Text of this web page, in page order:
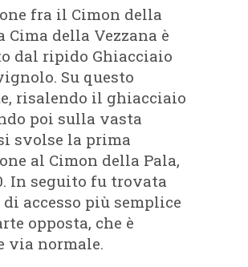
fra il Cimon della
Cima della Vezzana è
dal ripido Ghiacciaio
Su questo
risalendo il ghiacciaio
poi sulla vasta
svolse la prima
al Cimon della Pala,
In seguito fu trovata
accesso più semplice
opposta, che è
via normale.